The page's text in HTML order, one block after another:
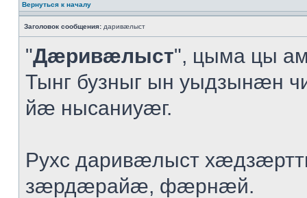
Вернуться к началу
Заголовок сообщения: даривæлыст
"Дæривæлыст", цыма цы
Тынг бузныг ын уыдзынæн
йæ нысаниуæг.
Рухс даривæлыст
зæрдæрайæ, фæрнæй.